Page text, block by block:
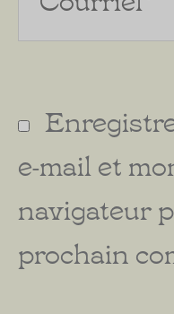
e-mail et
navigateur
prochain